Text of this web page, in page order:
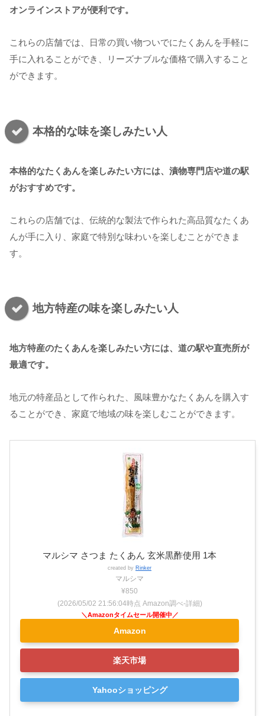
オンラインストアが便利です。
これらの店舗では、日常の買い物ついでにたくあんを手軽に
手に入れることができ、リーズナブルな価格で購入すること
ができます。
本格的な味を楽しみたい人
本格的なたくあんを楽しみたい方には、漬物専門店や道の駅
がおすすめです。
これらの店舗では、伝統的な製法で作られた高品質なたくあ
んが手に入り、家庭で特別な味わいを楽しむことができま
す。
地方特産の味を楽しみたい人
地方特産のたくあんを楽しみたい方には、道の駅や直売所が
最適です。
地元の特産品として作られた、風味豊かなたくあんを購入す
ることができ、家庭で地域の味を楽しむことができます。
マルシマ さつま たくあん 玄米黒酢使用 1本
created by Rinker
マルシマ
¥850
(2026/05/02 21:56:04時点 Amazon調べ-詳細)
Amazon
楽天市場
Yahooショッピング